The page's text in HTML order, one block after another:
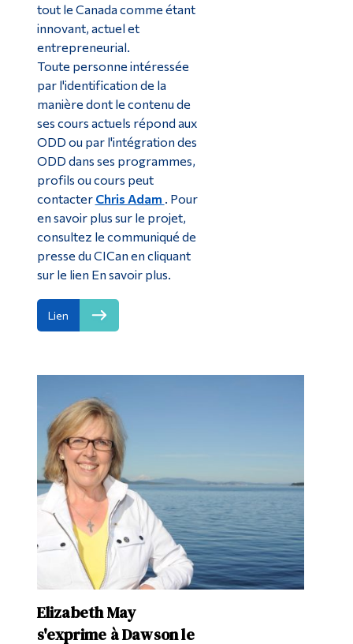
tout le Canada comme étant
innovant, actuel et
entrepreneurial.
Toute personne intéressée
par l'identification de la
manière dont le contenu de
ses cours actuels répond aux
ODD ou par l'intégration des
ODD dans ses programmes,
profils ou cours peut
contacter Chris Adam . Pour
en savoir plus sur le projet,
consultez le communiqué de
presse du CICan en cliquant
sur le lien En savoir plus.
Lien
Elizabeth May
s'exprime à Dawson le